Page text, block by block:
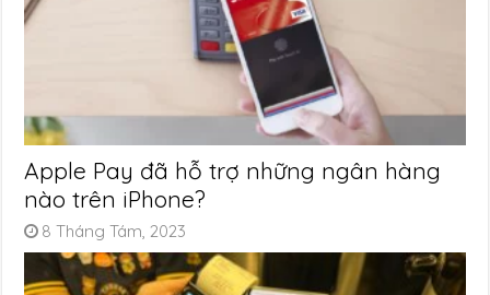
Apple Pay đã hỗ trợ những ngân hàng
nào trên iPhone?
8 Tháng Tám, 2023